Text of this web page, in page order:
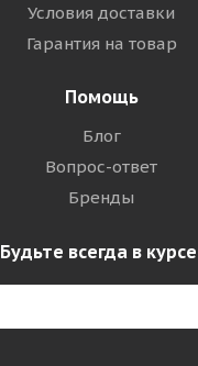
Условия доставки
Гарантия на товар
Помощь
Блог
Вопрос-ответ
Бренды
Будьте всегда в